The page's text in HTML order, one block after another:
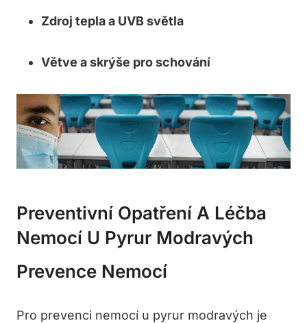
Zdroj tepla⁢ a UVB​ světla
Větve ‍a skrýše pro schování
Preventivní Opatření A Léčba
Nemocí U Pyrur⁤ Modravých
Prevence Nemocí
Pro⁣ prevenci nemocí u pyrur modravých je